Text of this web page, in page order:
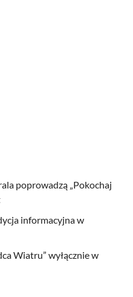
poprowadzą „Pokochaj
informacyjna w
Wiatru” wyłącznie w